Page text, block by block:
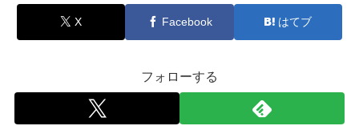
X Facebook はてブ
フォローする